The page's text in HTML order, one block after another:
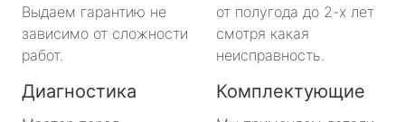
Выдаем гарантию не
зависимо от сложности
работ.
от полугода до 2-х лет
смотря какая
неисправность.
Диагностика Комплектующие